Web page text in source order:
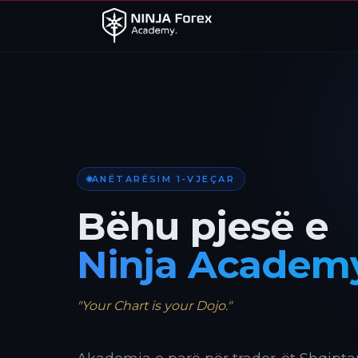
ANËTARËSIM 1-VJEÇAR
Bëhu pjesë e
Ninja
"Your Chart is your Dojo."